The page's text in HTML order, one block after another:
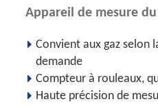
Appareil de mesure
Convient aux gaz selon
demande
Compteur à rouleaux,
Haute précision de